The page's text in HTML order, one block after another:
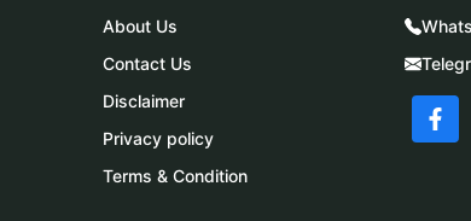
About Us
Contact Us
Disclaimer
Privacy policy
Terms & Condition